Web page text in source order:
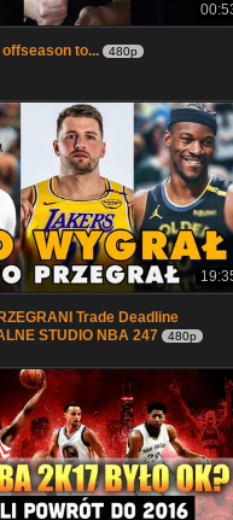
to... 480p
Trade Deadline
STUDIO NBA 247
480p